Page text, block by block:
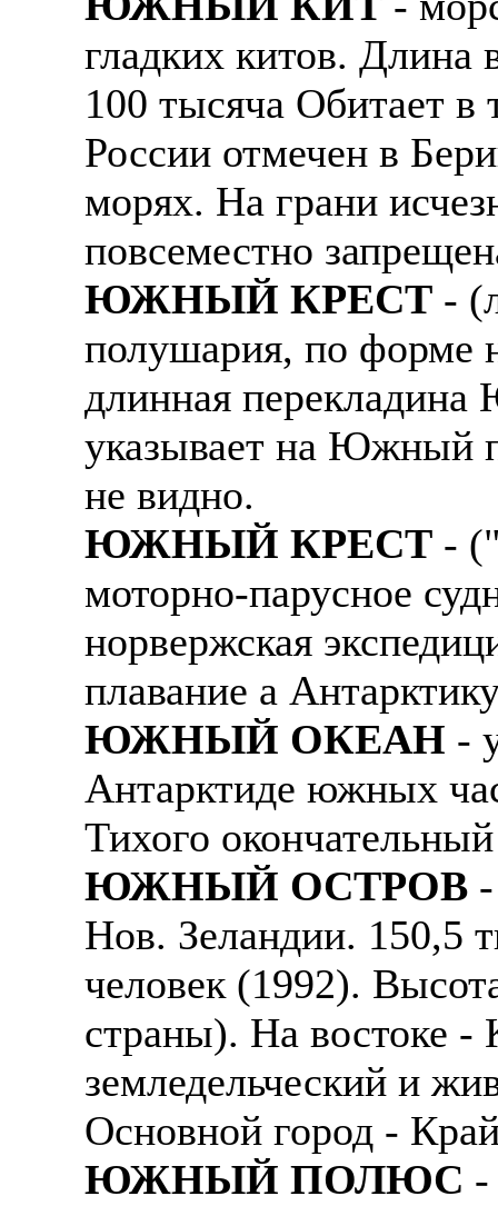
гладких китов. Длина
100 тысяча Обитает
России отмечен в
морях. На грани
повсеместно
ЮЖНЫЙ КРЕСТ -
полушария, по форме
длинная перекладина
указывает на Южный
не видно.
ЮЖНЫЙ КРЕСТ -
моторно-парусное
норвержская
плавание а
ЮЖНЫЙ ОКЕАН -
Антарктиде южных
Тихого
ЮЖНЫЙ ОСТРОВ
Нов. Зеландии. 150,5
человек (1992).
страны). На востоке -
земледельческий и
Основной город -
ЮЖНЫЙ ПОЛЮС -